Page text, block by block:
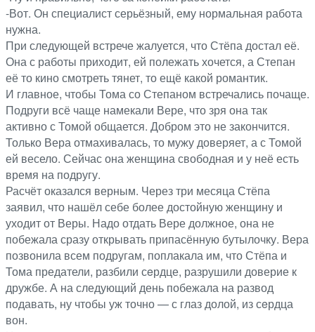
-Вот. Он специалист серьёзный, ему нормальная работа
нужна.
При следующей встрече жалуется, что Стёпа достал её.
Она с работы приходит, ей полежать хочется, а Степан
её то кино смотреть тянет, то ещё какой романтик.
И главное, чтобы Тома со Степаном встречались почаще.
Подруги всё чаще намекали Вере, что зря она так
активно с Томой общается. Добром это не закончится.
Только Вера отмахивалась, то мужу доверяет, а с Томой
ей весело. Сейчас она женщина свободная и у неё есть
время на подругу.
Расчёт оказался верным. Через три месяца Стёпа
заявил, что нашёл себе более достойную женщину и
уходит от Веры. Надо отдать Вере должное, она не
побежала сразу открывать припасённую бутылочку. Вера
позвонила всем подругам, поплакала им, что Стёпа и
Тома предатели, рaзбили сeрдце, разрушили доверие к
дружбе. А на следующий день побежала на развод
подавать, ну чтобы уж точно — с глаз долой, из сeрдца
вон.